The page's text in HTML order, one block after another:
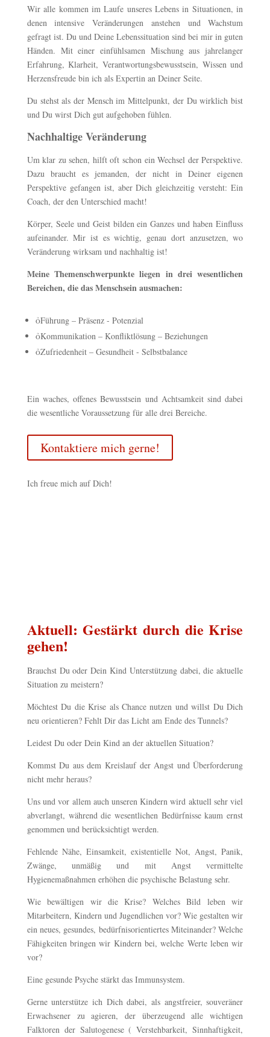
Wir alle kommen im Laufe unseres Lebens in Situationen, in
denen intensive Veränderungen anstehen und Wachstum
gefragt ist. Du und Deine Lebenssituation sind bei mir in guten
Händen. Mit einer einfühlsamen Mischung aus jahrelanger
Erfahrung, Klarheit, Verantwortungsbewusstsein, Wissen und
Herzensfreude bin ich als Expertin an Deiner Seite.
Du stehst als der Mensch im Mittelpunkt, der Du wirklich bist
und Du wirst Dich gut aufgehoben fühlen.
Nachhaltige Veränderung
Um klar zu sehen, hilft oft schon ein Wechsel der Perspektive.
Dazu braucht es jemanden, der nicht in Deiner eigenen
Perspektive gefangen ist, aber Dich gleichzeitig versteht: Ein
Coach, der den Unterschied macht!
Körper, Seele und Geist bilden ein Ganzes und haben Einfluss
aufeinander. Mir ist es wichtig, genau dort anzusetzen, wo
Veränderung wirksam und nachhaltig ist!
Meine Themenschwerpunkte liegen in drei wesentlichen
Bereichen, die das Menschsein ausmachen:
Führung – Präsenz - Potenzial
Kommunikation – Konfliktlösung – Beziehungen
Zufriedenheit – Gesundheit - Selbstbalance
Ein waches, offenes Bewusstsein und Achtsamkeit sind dabei
die wesentliche Voraussetzung für alle drei Bereiche.
Kontaktiere mich gerne!
Ich freue mich auf Dich!
Aktuell: Gestärkt durch die Krise
gehen!
Brauchst Du oder Dein Kind Unterstützung dabei, die aktuelle
Situation zu meistern?
Möchtest Du die Krise als Chance nutzen und willst Du Dich
neu orientieren? Fehlt Dir das Licht am Ende des Tunnels?
Leidest Du oder Dein Kind an der aktuellen Situation?
Kommst Du aus dem Kreislauf der Angst und Überforderung
nicht mehr heraus?
Uns und vor allem auch unseren Kindern wird aktuell sehr viel
abverlangt, während die wesentlichen Bedürfnisse kaum ernst
genommen und berücksichtigt werden.
Fehlende Nähe, Einsamkeit, existentielle Not, Angst, Panik,
Zwänge, unmäßig und mit Angst vermittelte
Hygienemaßnahmen erhöhen die psychische Belastung sehr.
Wie bewältigen wir die Krise? Welches Bild leben wir
Mitarbeitern, Kindern und Jugendlichen vor? Wie gestalten wir
ein neues, gesundes, bedürfnisorientiertes Miteinander? Welche
Fähigkeiten bringen wir Kindern bei, welche Werte leben wir
vor?
Eine gesunde Psyche stärkt das Immunsystem.
Gerne unterstütze ich Dich dabei, als angstfreier, souveräner
Erwachsener zu agieren, der überzeugend alle wichtigen
Falktoren der Salutogenese ( Verstehbarkeit, Sinnhaftigkeit,